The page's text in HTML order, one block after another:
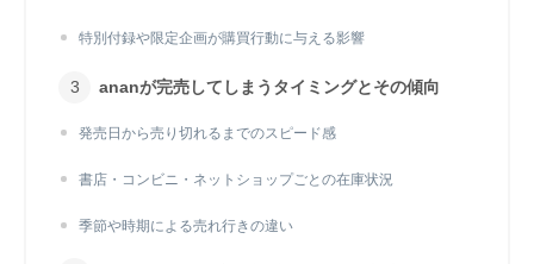
特別付録や限定企画が購買行動に与える影響
ananが完売してしまうタイミングとその傾向
発売日から売り切れるまでのスピード感
書店・コンビニ・ネットショップごとの在庫状況
季節や時期による売れ行きの違い